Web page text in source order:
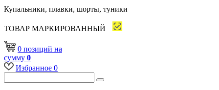
Купальники, плавки, шорты, туники
ТОВАР МАРКИРОВАННЫЙ
0 позиций на
сумму 0
Избранное 0